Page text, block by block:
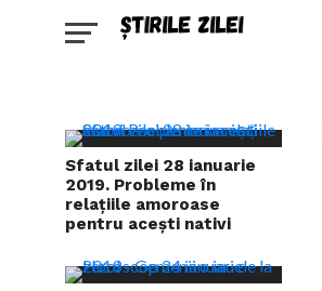
Sfatul zilei 28 ianuarie
2019. Probleme în
relațiile amoroase
pentru acești nativi